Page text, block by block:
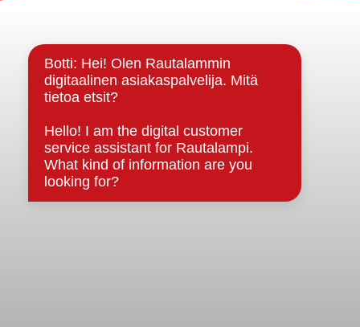
Strategiat, ohjelmat, ohjeet, suunnitelmat, säännöt ja
sopimukset
Asiakirjajulkisuuskuvaus
Evästeet
Saavutettavuusseloste
Tietosuoja
Tietosuojaselosteet